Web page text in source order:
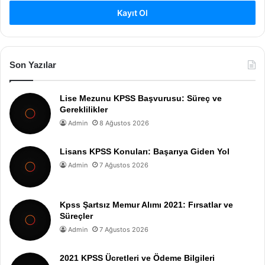
Kayıt Ol
Son Yazılar
Lise Mezunu KPSS Başvurusu: Süreç ve
Gereklilikler
Admin 8 Ağustos 2026
Lisans KPSS Konuları: Başarıya Giden Yol
Admin 7 Ağustos 2026
Kpss Şartsız Memur Alımı 2021: Fırsatlar ve
Süreçler
Admin 7 Ağustos 2026
2021 KPSS Ücretleri ve Ödeme Bilgileri